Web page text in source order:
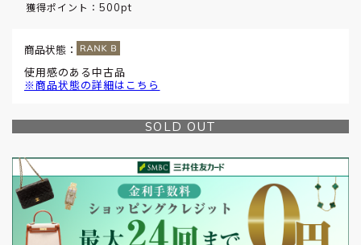
獲得ポイント： 500pt
商品状態：
使用感のある中古品
※商品状態の詳細はこちら
SOLD OUT